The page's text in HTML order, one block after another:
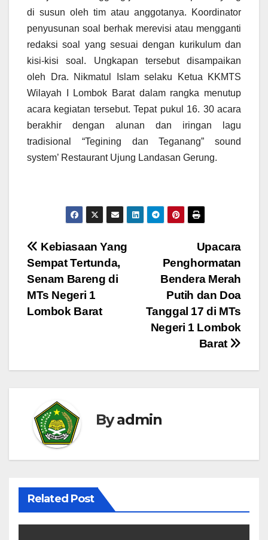
di susun oleh tim atau anggotanya. Koordinator
penyusunan soal berhak merevisi atau mengganti
redaksi soal yang sesuai dengan kurikulum dan
kisi-kisi soal. Ungkapan tersebut disampaikan
oleh Dra. Nikmatul Islam selaku Ketua KKMTS
Wilayah I Lombok Barat dalam rangka menutup
acara kegiatan tersebut. Tepat pukul 16. 30 acara
berakhir dengan alunan dan iringan lagu
tradisional “Tegining dan Teganang” sound
system’ Restaurant Ujung Landasan Gerung.
Navigasi
pos
Upacara
Penghormatan
Bendera Merah
Putih dan Doa
Tanggal 17 di MTs
Negeri 1 Lombok
Barat
Kebiasaan Yang
Sempat Tertunda,
Senam Bareng di
MTs Negeri 1
Lombok Barat
Byadmin
Related Post